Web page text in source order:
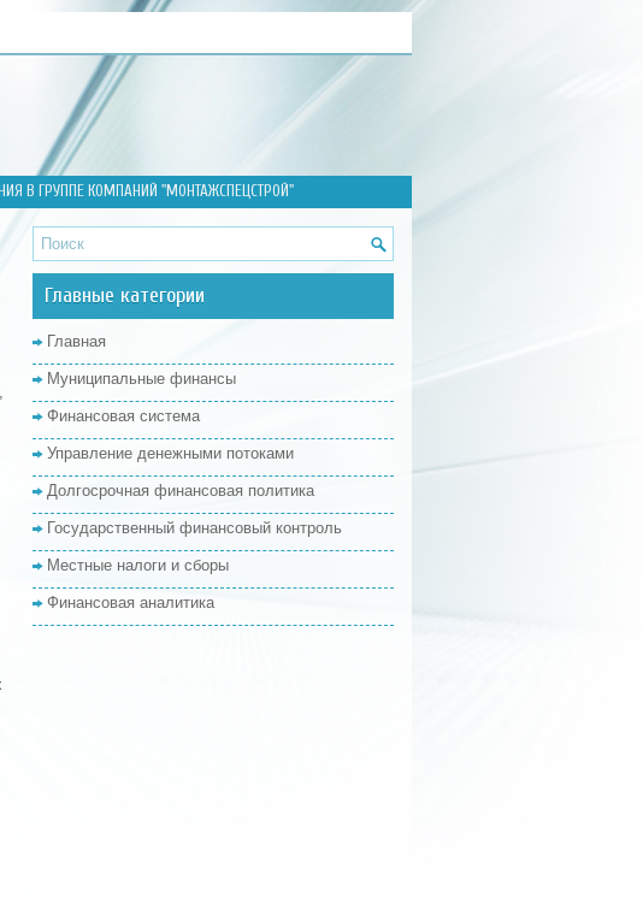
В ГРУППЕ КОМПАНИЙ "МОНТАЖСПЕЦСТРОЙ"
Главные категории
Главная
Муниципальные финансы
Финансовая система
Управление денежными потоками
Долгосрочная финансовая политика
Государственный финансовый контроль
Местные налоги и сборы
Финансовая аналитика